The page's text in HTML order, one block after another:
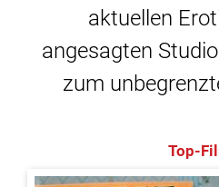
aktuellen
angesagten
zum
Top-